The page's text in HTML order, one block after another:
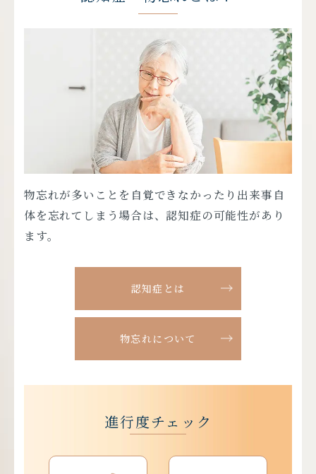
物忘れが多いことを自覚できなかったり出来事自
体を忘れてしまう場合は、認知症の可能性があり
ます。
認知症とは
物忘れについて
進行度チェック
食事・運動・睡眠の質を見直し、生活習慣を整え
ることが大変重要になります。
認知症の予防について
家族だけで認知症患者をサポートすることは大変
な苦労が伴います。私たちと一緒に、少しでも良
い方策を考えましょう
メッセージ